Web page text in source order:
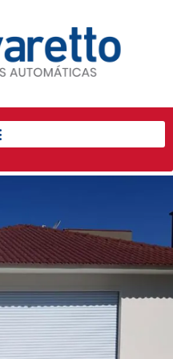
Início
Porta de Enrolar Automática
Automatizadores
Acessórios Para Portas de
Pintura eletrostática
Portfólio
Contato